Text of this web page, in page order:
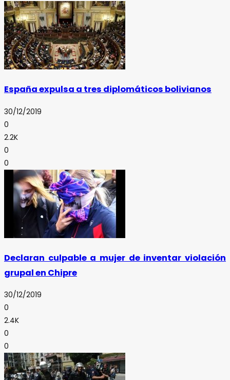
España expulsa a tres diplomáticos bolivianos
30/12/2019
0
2.2K
0
0
Declaran culpable a mujer de inventar violación
grupal en Chipre
30/12/2019
0
2.4K
0
0